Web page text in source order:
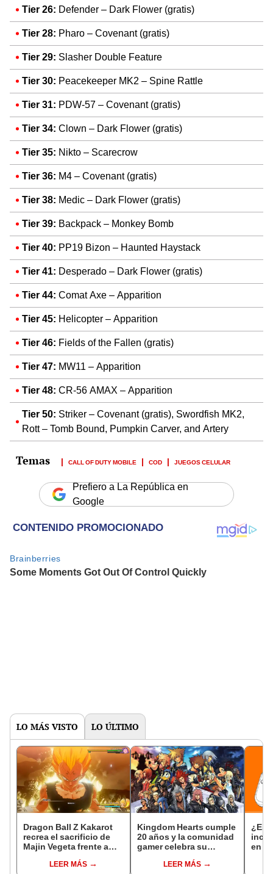
Tier 26: Defender – Dark Flower (gratis)
Tier 28: Pharo – Covenant (gratis)
Tier 29: Slasher Double Feature
Tier 30: Peacekeeper MK2 – Spine Rattle
Tier 31: PDW-57 – Covenant (gratis)
Tier 34: Clown – Dark Flower (gratis)
Tier 35: Nikto – Scarecrow
Tier 36: M4 – Covenant (gratis)
Tier 38: Medic – Dark Flower (gratis)
Tier 39: Backpack – Monkey Bomb
Tier 40: PP19 Bizon – Haunted Haystack
Tier 41: Desperado – Dark Flower (gratis)
Tier 44: Comat Axe – Apparition
Tier 45: Helicopter – Apparition
Tier 46: Fields of the Fallen (gratis)
Tier 47: MW11 – Apparition
Tier 48: CR-56 AMAX – Apparition
Tier 50: Striker – Covenant (gratis), Swordfish MK2,
Rott – Tomb Bound, Pumpkin Carver, and Artery
CALL OF DUTY MOBILE COD JUEGOS CELULAR
Prefiero a La República en
Google
LO MÁS VISTO LO ÚLTIMO
Dragon Ball Z Kakarot
recrea el sacrificio de
Majin Vegeta frente a
gameplay [VIDEO]
LEER MÁS
Kingdom Hearts cumple
20 años y la comunidad
gamer celebra su
LEER MÁS
¿Es
en